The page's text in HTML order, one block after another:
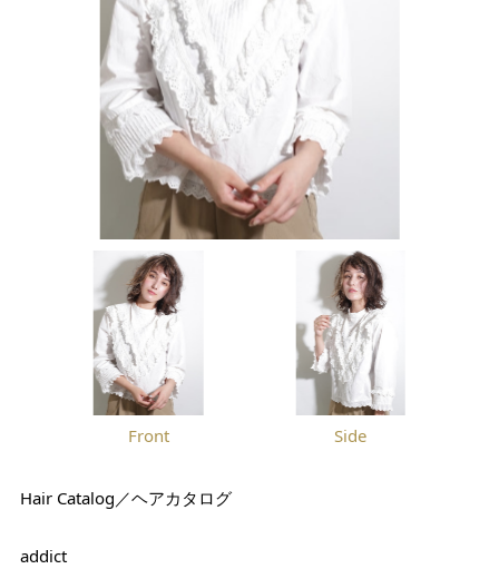
Front Side
Hair Catalog／ヘアカタログ
addict